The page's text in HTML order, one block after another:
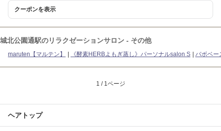
クーポンを表示
城北公園通駅のリラクゼーションサロン - その他
maruten【マルテン】 《酵素HERBよもぎ蒸し》パーソナルsalon S バボベー
1 / 1ページ
ヘアトップ